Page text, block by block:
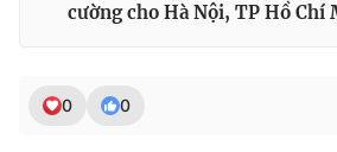
cường cho Hà Nội, TP Hồ Chí
0 0